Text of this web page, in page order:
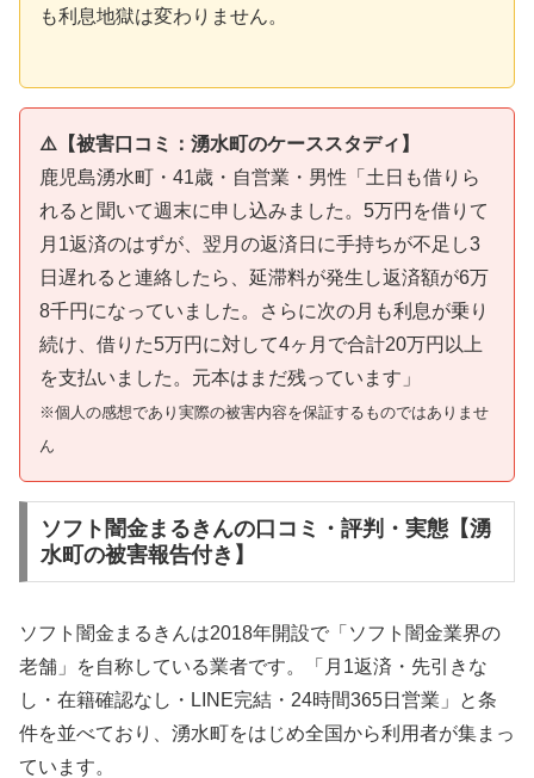
も利息地獄は変わりません。
⚠️【被害口コミ：湧水町のケーススタディ】
鹿児島湧水町・41歳・自営業・男性「土日も借りら
れると聞いて週末に申し込みました。5万円を借りて
月1返済のはずが、翌月の返済日に手持ちが不足し3
日遅れると連絡したら、延滞料が発生し返済額が6万
8千円になっていました。さらに次の月も利息が乗り
続け、借りた5万円に対して4ヶ月で合計20万円以上
を支払いました。元本はまだ残っています」
※個人の感想であり実際の被害内容を保証するものではありませ
ん
ソフト闇金まるきんの口コミ・評判・実態【湧
水町の被害報告付き】
ソフト闇金まるきんは2018年開設で「ソフト闇金業界の
老舗」を自称している業者です。「月1返済・先引きな
し・在籍確認なし・LINE完結・24時間365日営業」と条
件を並べており、湧水町をはじめ全国から利用者が集まっ
ています。